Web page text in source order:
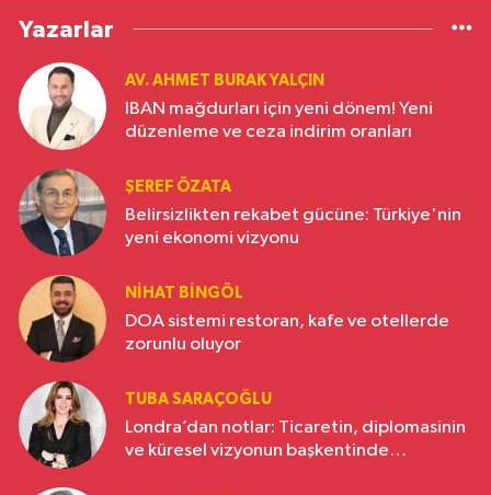
Yazarlar
AV. AHMET BURAK YALÇIN
IBAN mağdurları için yeni dönem! Yeni
düzenleme ve ceza indirim oranları
ŞEREF ÖZATA
Belirsizlikten rekabet gücüne: Türkiye'nin
yeni ekonomi vizyonu
NIHAT BINGÖL
DOA sistemi restoran, kafe ve otellerde
zorunlu oluyor
TUBA SARAÇOĞLU
Londra’dan notlar: Ticaretin, diplomasinin
ve küresel vizyonun başkentinde